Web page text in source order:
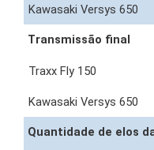
Transmissão final
Quantidade de elos